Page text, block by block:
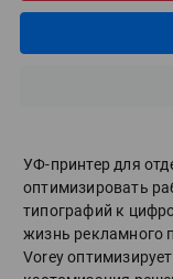
УФ-принтер для
оптимизировать
типографий к
жизнь рекламного
Vorey